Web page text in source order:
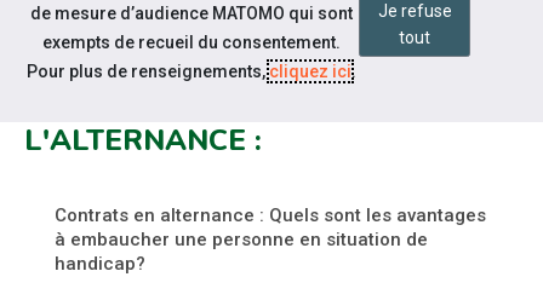
Notre actualité
LES AIDES SPÉCIFIQUES ET LES
L'ALTERNANCE :
Contrats en alternance : Quels sont les avantages
à embaucher une personne en situation de
handicap?
de mesure d’audience MATOMO qui sont
exempts de recueil du consentement.
Pour plus de renseignements,cliquez ici.
Je refuse
tout